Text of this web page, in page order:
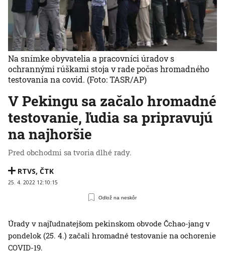
V Pekingu sa začalo hromadné
testovanie, ľudia sa pripravujú
na najhoršie
Pred obchodmi sa tvoria dlhé rady.
RTVS, ČTK
25. 4. 2022 12:10:15
Odlož na neskôr
Na snímke obyvatelia a pracovníci úradov s
ochrannými rúškami stoja v rade počas hromadného
testovania na covid. (Foto: TASR/AP)
Úrady v najľudnatejšom pekinskom obvode Čchao-jang v
pondelok (25. 4.) začali hromadné testovanie na ochorenie
COVID-19.